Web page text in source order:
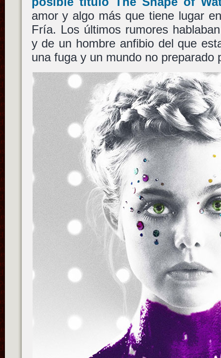
amor y algo más que tiene lugar
Fría. Los últimos rumores
y de un hombre anfibio del que
una fuga y un mundo no preparado